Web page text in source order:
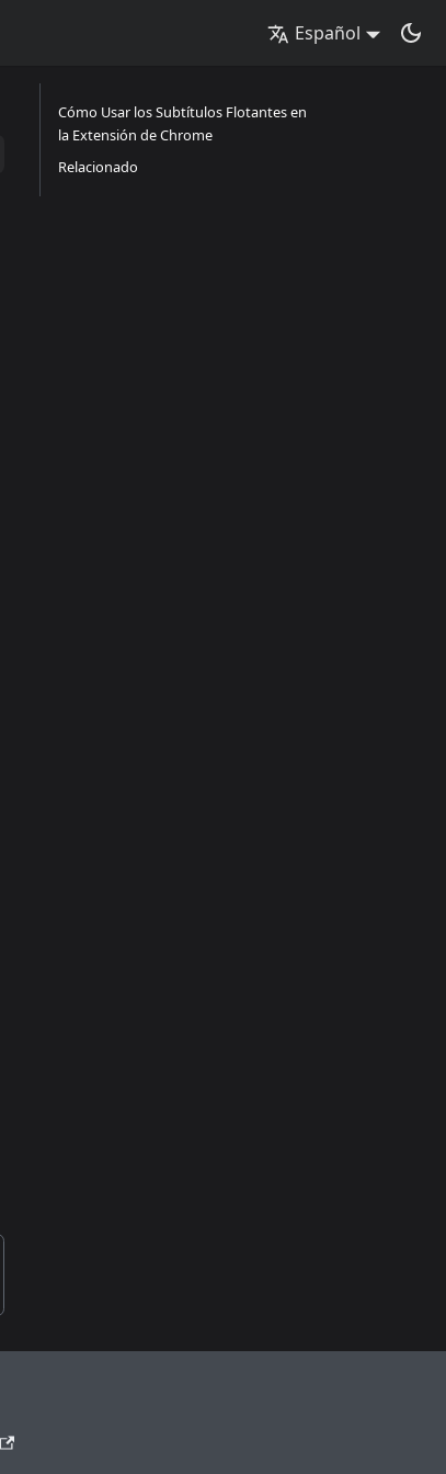
Español
Cómo Usar los Subtítulos Flotantes en
la Extensión de Chrome
Relacionado